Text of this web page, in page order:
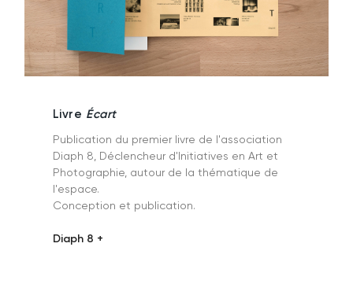
Livre Écart
Publication du premier livre de l'association
Diaph 8, Déclencheur d'Initiatives en Art et
Photographie, autour de la thématique de
l'espace.
Conception et publication.
Diaph 8 +